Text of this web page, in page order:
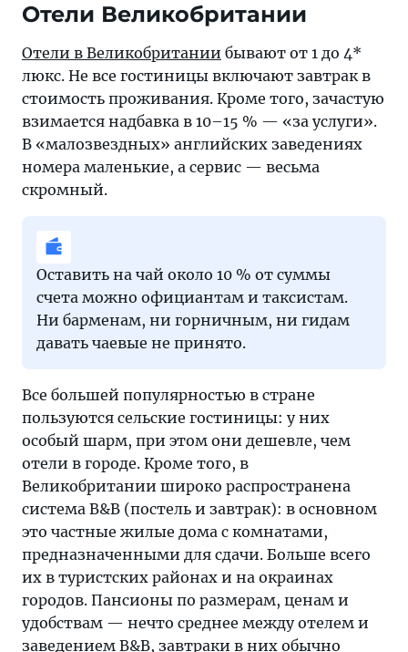
Отели Великобритании
Отели в Великобритании бывают от 1 до 4*
люкс. Не все гостиницы включают завтрак в
стоимость проживания. Кроме того, зачастую
взимается надбавка в 10–15 % — «за услуги».
В «малозвездных» английских заведениях
номера маленькие, а сервис — весьма
скромный.
Оставить на чай около 10 % от суммы
счета можно официантам и таксистам.
Ни барменам, ни горничным, ни гидам
давать чаевые не принято.
Все большей популярностью в стране
пользуются сельские гостиницы: у них
особый шарм, при этом они дешевле, чем
отели в городе. Кроме того, в
Великобритании широко распространена
система B&B (постель и завтрак): в основном
это частные жилые дома с комнатами,
предназначенными для сдачи. Больше всего
их в туристских районах и на окраинах
городов. Пансионы по размерам, ценам и
удобствам — нечто среднее между отелем и
заведением B&B, завтраки в них обычно